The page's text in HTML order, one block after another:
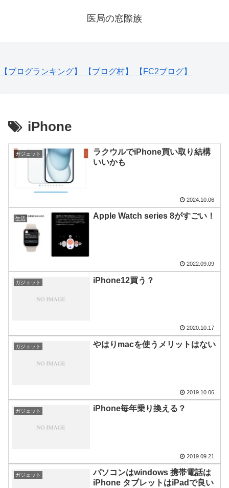
医局の窓際族
【ブログランキング】 【ブログ村】 【FC2ブログ】
iPhone
ガジェット
ラクウルでiPhone買い取り結構
いいかも
2024.10.06
生活 Apple Watch series 8がすごい！
2022.09.09
ガジェット iPhone12買う？
2020.10.17
ガジェット やはりmacを使うメリットはない
2019.10.06
ガジェット iPhone毎年乗り換える？
2019.09.21
ガジェット
パソコンはwindows 携帯電話は
iPhone タブレットはiPadで良い